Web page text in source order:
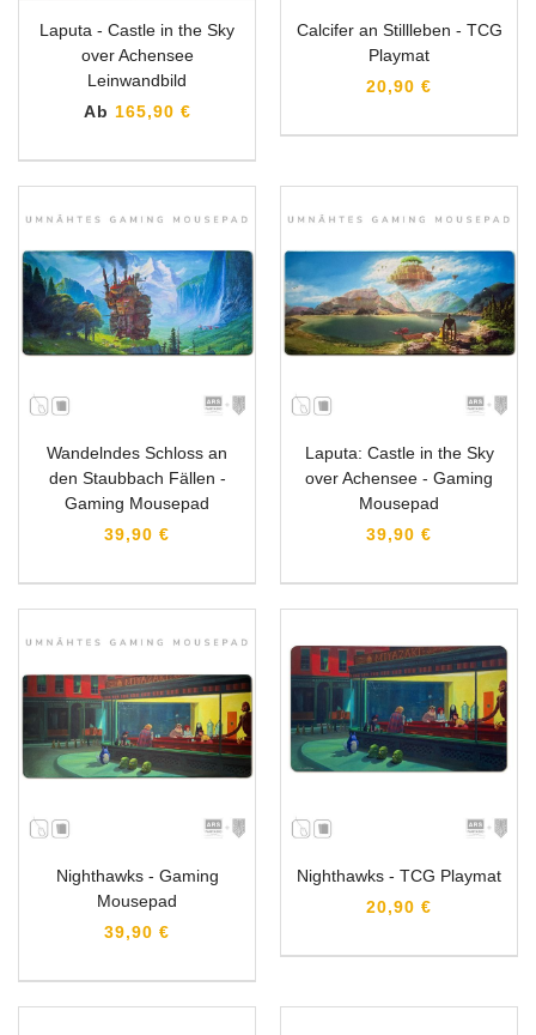
Laputa - Castle in the Sky
over Achensee
Leinwandbild
Ab 165,90 €
Calcifer an Stillleben - TCG
Playmat
20,90 €
Wandelndes Schloss an
den Staubbach Fällen -
Gaming Mousepad
39,90 €
Laputa: Castle in the Sky
over Achensee - Gaming
Mousepad
39,90 €
Nighthawks - Gaming
Mousepad
39,90 €
Nighthawks - TCG Playmat
20,90 €